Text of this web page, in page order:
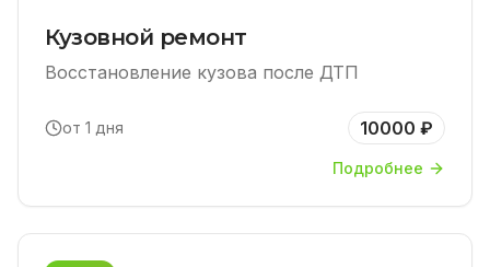
Кузовной ремонт
Восстановление кузова после ДТП
от 1 дня 10000 ₽
Подробнее